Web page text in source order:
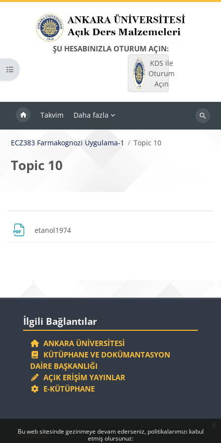
Bu web sitesinde gezinmeye devam ederseniz, politikalarımızı kabul
etmiş olursunuz:
x
ŞU HESABINIZLA OTURUM AÇIN:
KDS ile
Oturum
Açın
Takvim Daha fazla
Dersleri
Kurs dizinini aç
ECZ383 Farmakognozi Uygulama-1 Topic 10
Topic 10
Bloklar
Bölüm anahatları
etanol1974
Bloklar
İlgili Bağlantılar
ANKARA ÜNIVERSITESI
KÜTÜPHANE VE DOKÜMANTASYON
DAIRE BAŞKANLIĞI
AÇIK ERIŞIM YAYINLAR
E-KÜTÜPHANE
Bloklar
Bloklar
Politikalar